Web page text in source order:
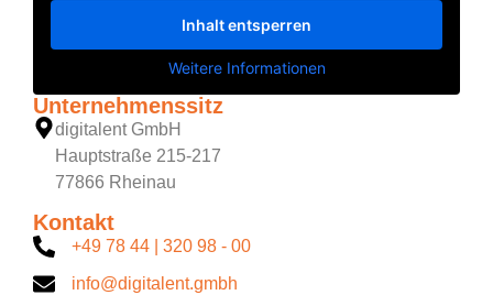
Inhalt entsperren
Weitere Informationen
Unternehmenssitz
digitalent GmbH
Hauptstraße 215-217
77866 Rheinau
Kontakt
+49 78 44 | 320 98 - 00
info@digitalent.gmbh